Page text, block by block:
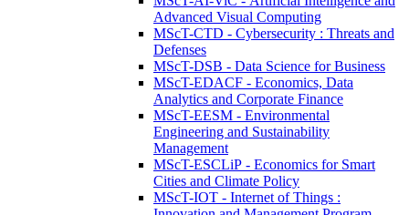
Advanced Visual Computing
MScT-CTD - Cybersecurity : Threats and
Defenses
MScT-DSB - Data Science for Business
MScT-EDACF - Economics, Data
Analytics and Corporate Finance
MScT-EESM - Environmental
Engineering and Sustainability
Management
MScT-ESCLiP - Economics for Smart
Cities and Climate Policy
MScT-IOT - Internet of Things :